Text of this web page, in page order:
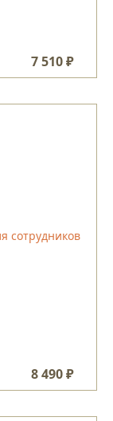
7 510 ₽
8 490 ₽